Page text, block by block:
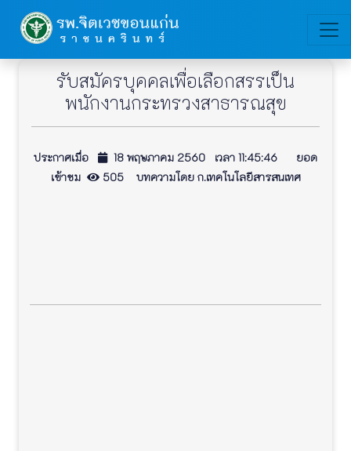
รับสมัครบุคคลเพื่อเลือกสรรเป็น
พนักงานกระทรวงสาธารณสุข
ประกาศเมื่อ
18 พฤษภาคม 2560 เวลา 11:45:46 ยอด
เข้าชม
505 บทความโดย ก.เทคโนโลยีสารสนเทศ